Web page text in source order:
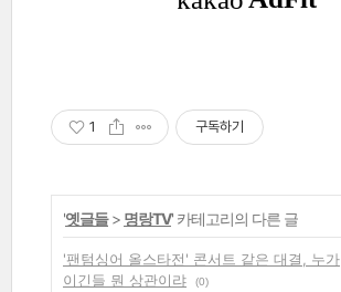
1 구독하기
'옛글들> 명랑TV' 카테고리의 다른 글
'팬텀싱어 올스타전' 콘서트 같은 대결, 누가
이긴들 뭔 상관이랴
(0)